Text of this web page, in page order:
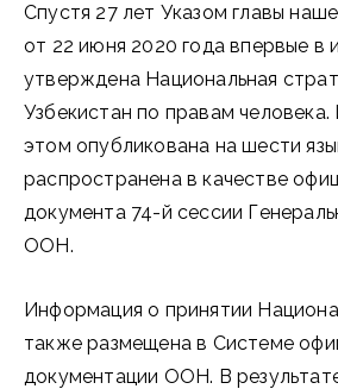
Спустя 27 лет Указом главы
от 22 июня 2020 года впервые в
утверждена Национальная
Узбекистан по правам
этом опубликована на шести
распространена в качестве
документа 74-й сессии
ООН.
Информация о принятии
также размещена в Системе
документации ООН. В